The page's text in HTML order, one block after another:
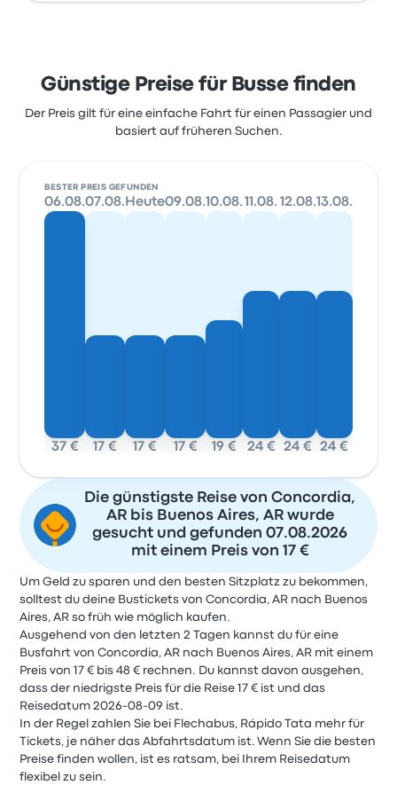
Günstige Preise für Busse finden
Der Preis gilt für eine einfache Fahrt für einen Passagier und
basiert auf früheren Suchen.
BESTER PREIS GEFUNDEN
06.08.
37 €
07.08.
17 €
Heute
17 €
09.08.
17 €
10.08.
19 €
11.08.
24 €
12.08.
24 €
13.08.
24 €
Die günstigste Reise von Concordia,
AR bis Buenos Aires, AR wurde
gesucht und gefunden 07.08.2026
mit einem Preis von 17 €
Um Geld zu sparen und den besten Sitzplatz zu bekommen,
solltest du deine Bustickets von Concordia, AR nach Buenos
Aires, AR so früh wie möglich kaufen.
Ausgehend von den letzten 2 Tagen kannst du für eine
Busfahrt von Concordia, AR nach Buenos Aires, AR mit einem
Preis von 17 € bis 48 € rechnen. Du kannst davon ausgehen,
dass der niedrigste Preis für die Reise 17 € ist und das
Reisedatum 2026-08-09 ist.
In der Regel zahlen Sie bei Flechabus, Rápido Tata mehr für
Tickets, je näher das Abfahrtsdatum ist. Wenn Sie die besten
Preise finden wollen, ist es ratsam, bei Ihrem Reisedatum
flexibel zu sein.